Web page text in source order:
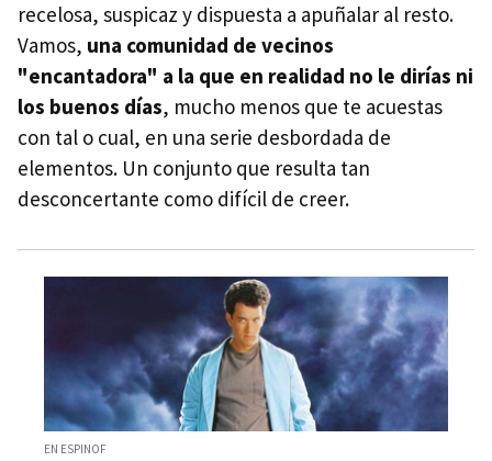
recelosa, suspicaz y dispuesta a apuñalar al resto.
Vamos, una comunidad de vecinos
"encantadora" a la que en realidad no le dirías ni
los buenos días, mucho menos que te acuestas
con tal o cual, en una serie desbordada de
elementos. Un conjunto que resulta tan
desconcertante como difícil de creer.
EN ESPINOF